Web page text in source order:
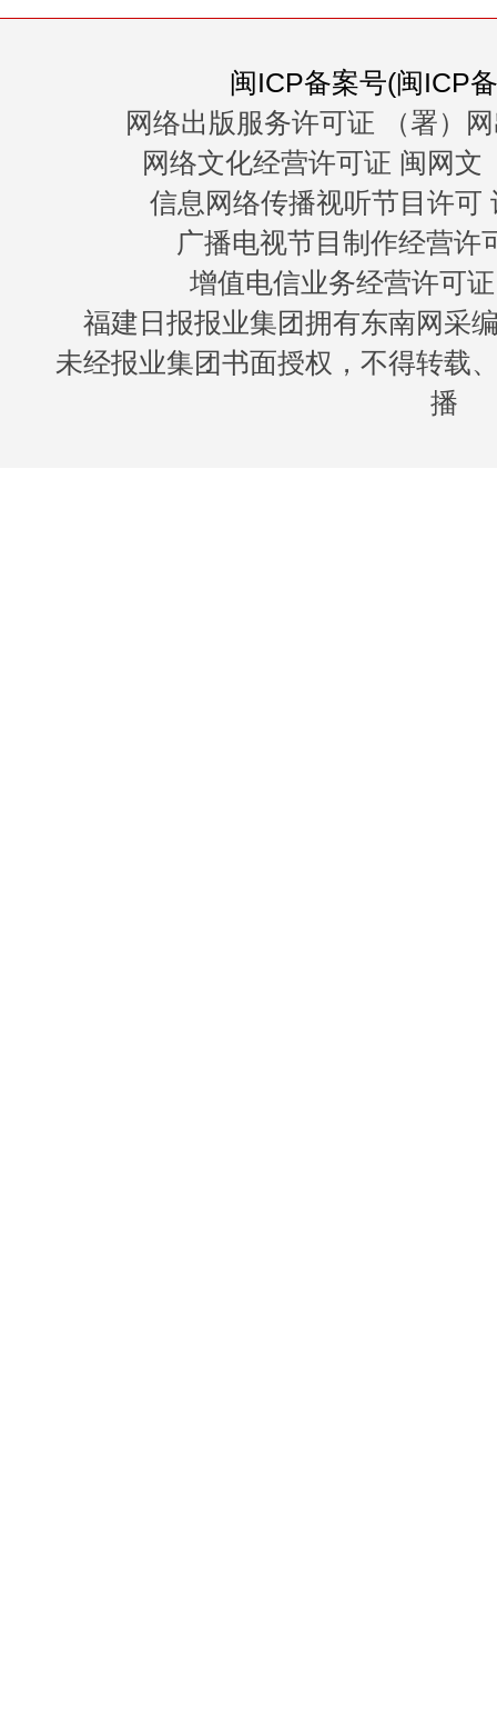
闽ICP备案号(闽ICP
网络出版服务许可证 （署）
网络文化经营许可证 闽网文
信息网络传播视听节目许可
广播电视节目制作经营许
增值电信业务经营许可
福建日报报业集团拥有东南网采
未经报业集团书面授权，不得转载
播